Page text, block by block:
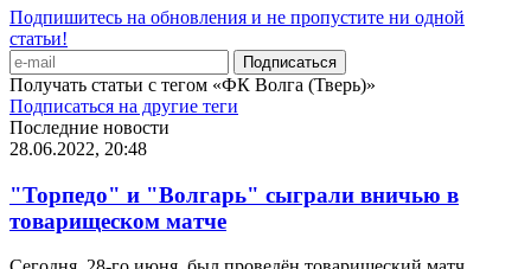
Подпишитесь на обновления и не пропустите ни одной
статьи!
Получать статьи с тегом «ФК Волга (Тверь)»
Подписаться на другие теги
Последние новости
28.06.2022, 20:48
"Торпедо" и "Волгарь" сыграли вничью в
товарищеском матче